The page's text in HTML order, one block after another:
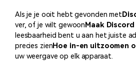
Als je je ooit hebt gevonden met
ver, of je wilt gewoon Maak
leesbaarheid bent u aan het juiste
precies zienHoe in-en uitzoomen
uw weergave op elk apparaat.